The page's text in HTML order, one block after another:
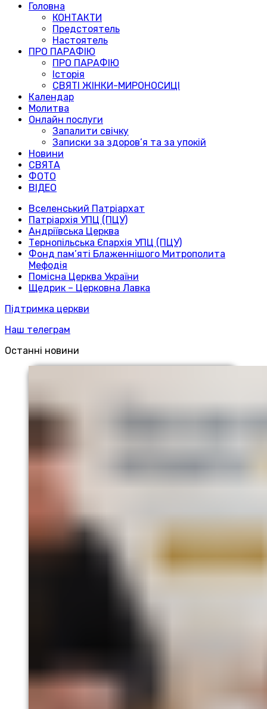
Головна
КОНТАКТИ
Предстоятель
Настоятель
ПРО ПАРАФІЮ
ПРО ПАРАФІЮ
Історія
СВЯТІ ЖІНКИ-МИРОНОСИЦІ
Календар
Молитва
Онлайн послуги
Запалити свічку
Записки за здоров’я та за упокій
Новини
СВЯТА
ФОТО
ВІДЕО
Вселенський Патріархат
Патріархія УПЦ (ПЦУ)
Андріївська Церква
Тернопільська Єпархія УПЦ (ПЦУ)
Фонд пам’яті Блаженнішого Митрополита
Мефодія
Помісна Церква України
Щедрик – Церковна Лавка
Підтримка церкви
Наш телеграм
Останні новини